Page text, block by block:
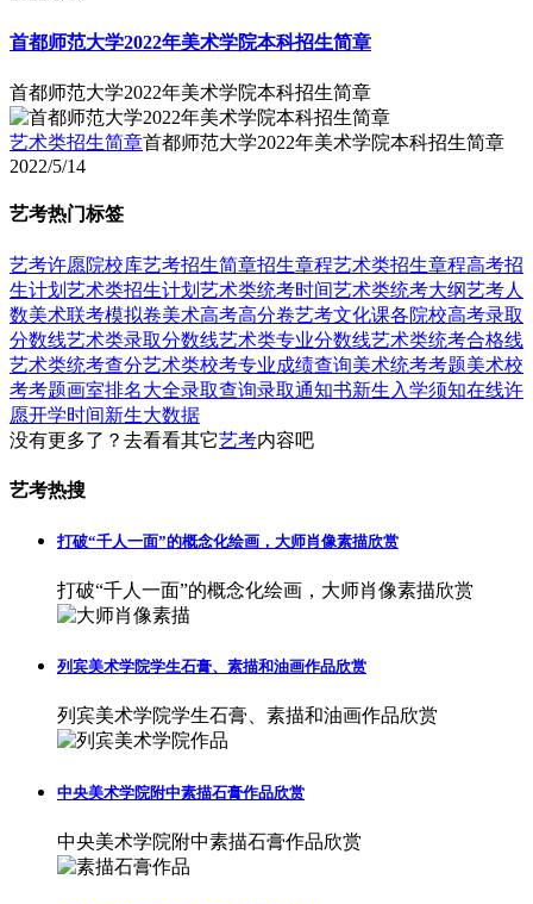
首都师范大学2022年美术学院本科招生简章
首都师范大学2022年美术学院本科招生简章
艺术类招生简章首都师范大学2022年美术学院本科招生简章
2022/5/14
艺考热门标签
艺考许愿院校库艺考招生简章招生章程艺术类招生章程高考招
生计划 艺术类招生计划 艺术类统考时间艺术类统考大纲艺考人
数美术联考模拟卷美术高考高分卷艺考文化课各院校高考录取
分数线艺术类录取分数线艺术类专业分数线艺术类统考合格线
艺术类统考查分艺术类校考专业成绩查询美术统考考题美术校
考考题画室排名大全录取查询录取通知书新生入学须知在线许
愿开学时间新生大数据
没有更多了？去看看其它艺考内容吧
艺考热搜
打破“千人一面”的概念化绘画，大师肖像素描欣赏
打破“千人一面”的概念化绘画，大师肖像素描欣赏
列宾美术学院学生石膏、素描和油画作品欣赏
列宾美术学院学生石膏、素描和油画作品欣赏
中央美术学院附中素描石膏作品欣赏
中央美术学院附中素描石膏作品欣赏